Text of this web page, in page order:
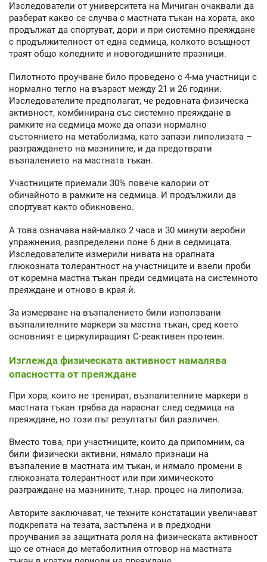
Изследователи от университета на Мичиган очаквали да
разберат какво се случва с мастната тъкан на хората, ако
продължат да спортуват, дори и при системно преяждане
с продължителност от една седмица, колкото всъщност
траят общо коледните и новогодишните празници.
Пилотното проучване било проведено с 4-ма участници с
нормално тегло на възраст между 21 и 26 години.
Изследователите предполагат, че редовната физическа
активност, комбинирана със системно преяждане в
рамките на седмица може да опази нормално
състоянието на метаболизма, като запази липолизата –
разграждането на мазнините, и да предотврати
възпалението на мастната тъкан.
Участниците приемали 30% повече калории от
обичайното в рамките на седмица. И продължили да
спортуват както обикновено.
А това означава най-малко 2 часа и 30 минути аеробни
упражнения, разпределени поне 6 дни в седмицата.
Изследователите измерили нивата на оралната
глюкозната толерантност на участниците и взели проби
от коремна мастна тъкан преди седмицата на системното
преяждане и отново в края ѝ.
За измерване на възпалението били използвани
възпалителните маркери за мастна тъкан, сред което
основният е циркулиращият С-реактивен протеин.
Изглежда физическата активност намалява
опасността от преяждане
При хора, които не тренират, възпалителните маркери в
мастната тъкан трябва да нараснат след седмица на
преяждане, но този път резултатът бил различен.
Вместо това, при участниците, които да припомним, са
били физически активни, нямало признаци на
възпаление в мастната им тъкан, и нямало промени в
глюкозната толерантност или при химическото
разграждане на мазнините, т.нар. процес на липолиза.
Авторите заключават, че техните констатации увеличават
подкрепата на тезата, застъпена и в предходни
проучвания за защитната роля на физическата активност
що се отнася до метаболитния отговор на мастната